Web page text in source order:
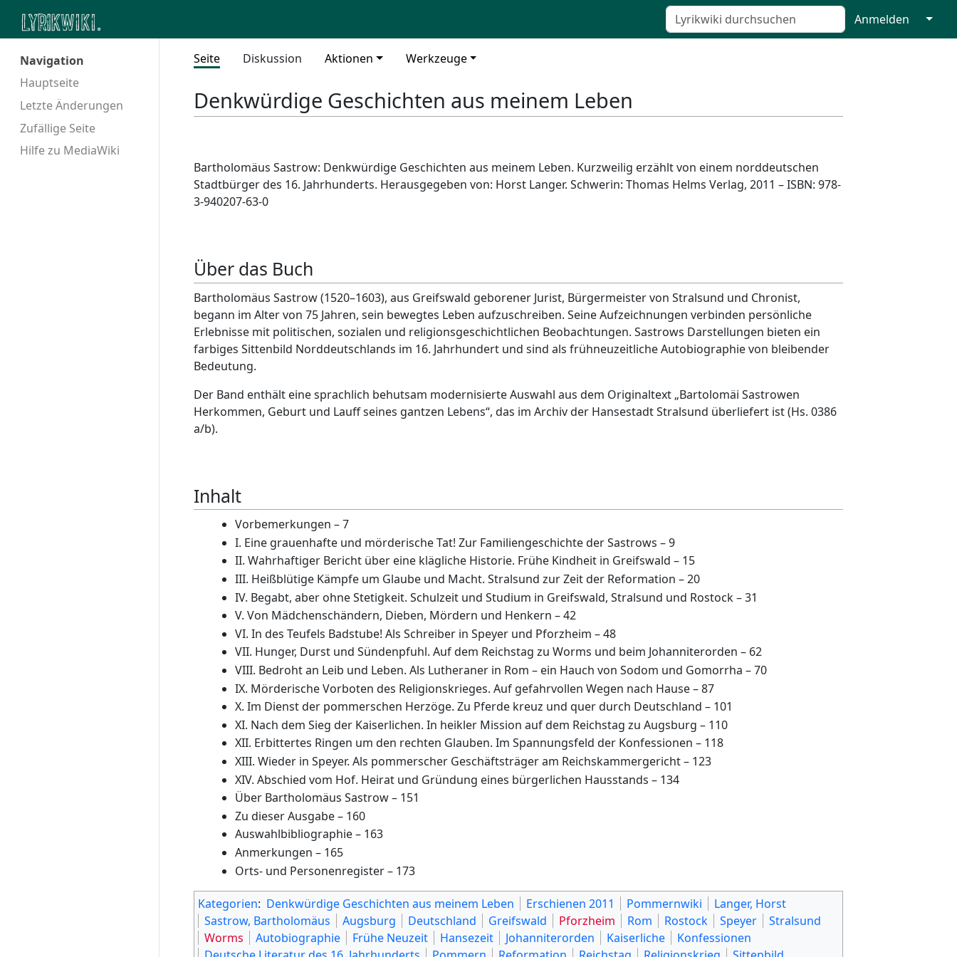
Anmelden ↓
Navigation
Hauptseite
Letzte Änderungen
Zufällige Seite
Hilfe zu MediaWiki
Seite Diskussion Aktionen Werkzeuge
Denkwürdige Geschichten aus meinem Leben
Bartholomäus Sastrow: Denkwürdige Geschichten aus meinem Leben. Kurzweilig erzählt von einem norddeutschen
Stadtbürger des 16. Jahrhunderts. Herausgegeben von: Horst Langer. Schwerin: Thomas Helms Verlag, 2011 – ISBN: 978-
3-940207-63-0
Über das Buch
Bartholomäus Sastrow (1520–1603), aus Greifswald geborener Jurist, Bürgermeister von Stralsund und Chronist,
begann im Alter von 75 Jahren, sein bewegtes Leben aufzuschreiben. Seine Aufzeichnungen verbinden persönliche
Erlebnisse mit politischen, sozialen und religionsgeschichtlichen Beobachtungen. Sastrows Darstellungen bieten ein
farbiges Sittenbild Norddeutschlands im 16. Jahrhundert und sind als frühneuzeitliche Autobiographie von bleibender
Bedeutung.
Der Band enthält eine sprachlich behutsam modernisierte Auswahl aus dem Originaltext „Bartolomäi Sastrowen
Herkommen, Geburt und Lauff seines gantzen Lebens“, das im Archiv der Hansestadt Stralsund überliefert ist (Hs. 0386
a/b).
Inhalt
Vorbemerkungen – 7
I. Eine grauenhafte und mörderische Tat! Zur Familiengeschichte der Sastrows – 9
II. Wahrhaftiger Bericht über eine klägliche Historie. Frühe Kindheit in Greifswald – 15
III. Heißblütige Kämpfe um Glaube und Macht. Stralsund zur Zeit der Reformation – 20
IV. Begabt, aber ohne Stetigkeit. Schulzeit und Studium in Greifswald, Stralsund und Rostock – 31
V. Von Mädchenschändern, Dieben, Mördern und Henkern – 42
VI. In des Teufels Badstube! Als Schreiber in Speyer und Pforzheim – 48
VII. Hunger, Durst und Sündenpfuhl. Auf dem Reichstag zu Worms und beim Johanniterorden – 62
VIII. Bedroht an Leib und Leben. Als Lutheraner in Rom – ein Hauch von Sodom und Gomorrha – 70
IX. Mörderische Vorboten des Religionskrieges. Auf gefahrvollen Wegen nach Hause – 87
X. Im Dienst der pommerschen Herzöge. Zu Pferde kreuz und quer durch Deutschland – 101
XI. Nach dem Sieg der Kaiserlichen. In heikler Mission auf dem Reichstag zu Augsburg – 110
XII. Erbittertes Ringen um den rechten Glauben. Im Spannungsfeld der Konfessionen – 118
XIII. Wieder in Speyer. Als pommerscher Geschäftsträger am Reichskammergericht – 123
XIV. Abschied vom Hof. Heirat und Gründung eines bürgerlichen Hausstands – 134
Über Bartholomäus Sastrow – 151
Zu dieser Ausgabe – 160
Auswahlbibliographie – 163
Anmerkungen – 165
Orts- und Personenregister – 173
Kategorien: Denkwürdige Geschichten aus meinem Leben Erschienen 2011 Pommernwiki
Langer, Horst
Sastrow, Bartholomäus
Augsburg Deutschland Greifswald Pforzheim Rom Rostock Speyer
Stralsund
Worms
Autobiographie Frühe Neuzeit Hansezeit Johanniterorden Kaiserliche
Konfessionen